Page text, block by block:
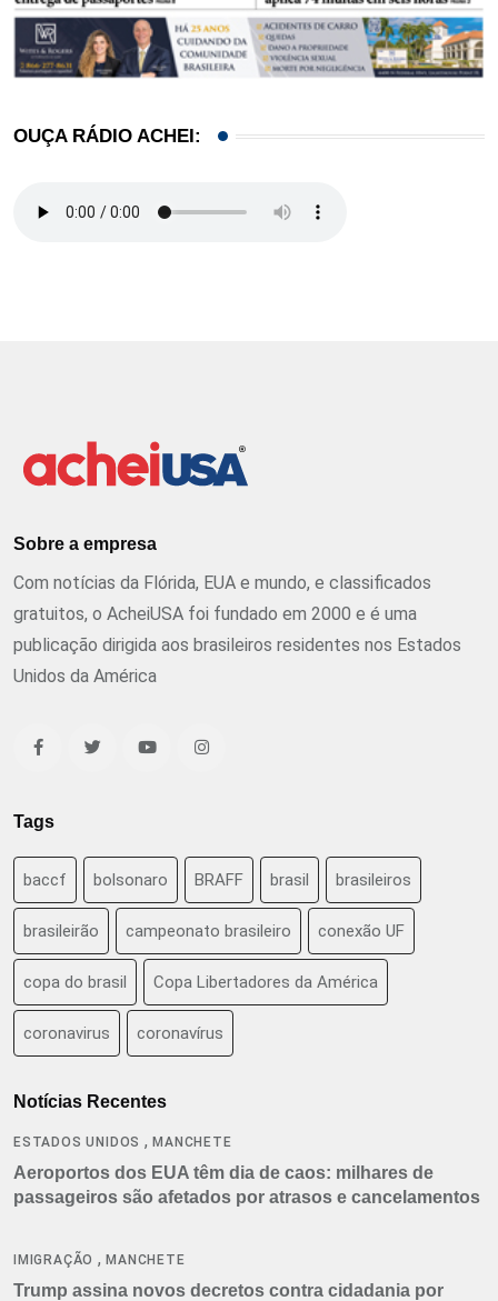
OUÇA RÁDIO ACHEI:
Sobre a empresa
Com notícias da Flórida, EUA e mundo, e classificados
gratuitos, o AcheiUSA foi fundado em 2000 e é uma
publicação dirigida aos brasileiros residentes nos Estados
Unidos da América
Tags
baccf bolsonaro BRAFF brasil brasileiros
brasileirão campeonato brasileiro conexão UF
copa do brasil Copa Libertadores da América
coronavirus coronavírus
Notícias Recentes
ESTADOS UNIDOS ,MANCHETE
Aeroportos dos EUA têm dia de caos: milhares de
passageiros são afetados por atrasos e cancelamentos
IMIGRAÇÃO ,MANCHETE
Trump assina novos decretos contra cidadania por